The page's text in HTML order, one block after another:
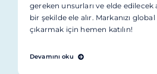
gereken unsurları ve elde edilecek
bir şekilde ele alır. Markanızı
çıkarmak için hemen katılın!
Devamını oku